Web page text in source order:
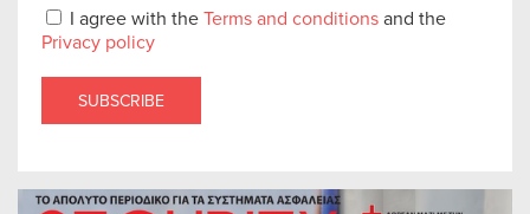
I agree with theTerms and conditionsand the
Privacy policy
SUBSCRIBE